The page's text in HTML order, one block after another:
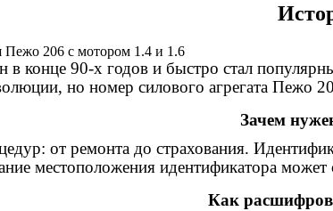
в конце 90-х годов и быстро стал
но номер силового агрегата Пежо
Зачем
от ремонта до страхования.
местоположения идентификатора
Как